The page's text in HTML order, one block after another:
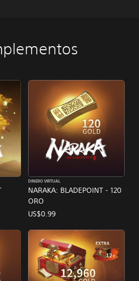
NARAKA: BLADEPOINT - 120
ORO
DINERO VIRTUAL
US$0.99